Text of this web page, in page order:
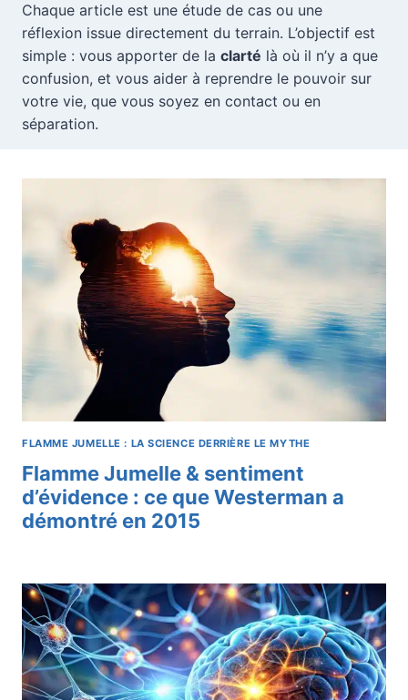
Chaque article est une étude de cas ou une
réflexion issue directement du terrain. L’objectif est
simple : vous apporter de la clarté là où il n’y a que
confusion, et vous aider à reprendre le pouvoir sur
votre vie, que vous soyez en contact ou en
séparation.
FLAMME JUMELLE : LA SCIENCE DERRIÈRE LE MYTHE
Flamme Jumelle & sentiment
d’évidence : ce que Westerman a
démontré en 2015